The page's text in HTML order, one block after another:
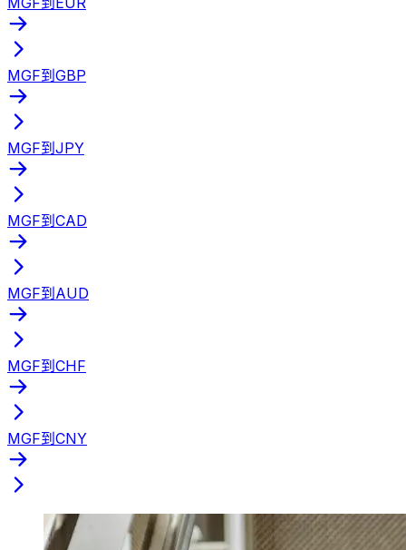
MGF到GBP
MGF到JPY
MGF到CAD
MGF到AUD
MGF到CHF
MGF到CNY